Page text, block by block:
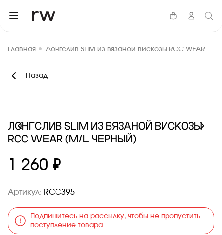
Главная Лонгслив SLIM из вязаной вискозы RCC WEAR
Назад
ЛОНГСЛИВ SLIM ИЗ ВЯЗАНОЙ ВИСКОЗЫ
RCC WEAR (M/L ЧЕРНЫЙ)
1 260 ₽
Артикул: RCC395
Подпишитесь на рассылку, чтобы не пропустить
поступление товара